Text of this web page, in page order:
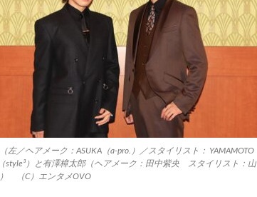
左／ヘアメーク：ASUKA（a-pro.）／スタイリスト： YAMAMOTO
style³）と有澤樟太郎（ヘアメーク：田中紫央 スタイリスト：山
（C）エンタメOVO